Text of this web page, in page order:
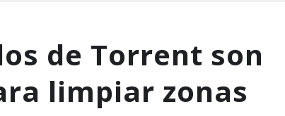
de Torrent son
limpiar zonas